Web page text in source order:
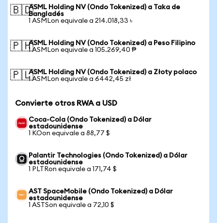
🇧🇩ASML Holding NV (Ondo Tokenized) a Taka de
Bangladés
1 ASMLon equivale a 214.018,33 ৳
🇵🇭ASML Holding NV (Ondo Tokenized) a Peso Filipino
1 ASMLon equivale a 105.269,40 ₱
🇵🇱ASML Holding NV (Ondo Tokenized) a Złoty polaco
1 ASMLon equivale a 6442,45 zł
Convierte otros RWA a USD
Coca-Cola (Ondo Tokenized) a Dólar
estadounidense
1 KOon equivale a 88,77 $
Palantir Technologies (Ondo Tokenized) a Dólar
estadounidense
1 PLTRon equivale a 171,74 $
AST SpaceMobile (Ondo Tokenized) a Dólar
estadounidense
1 ASTSon equivale a 72,10 $